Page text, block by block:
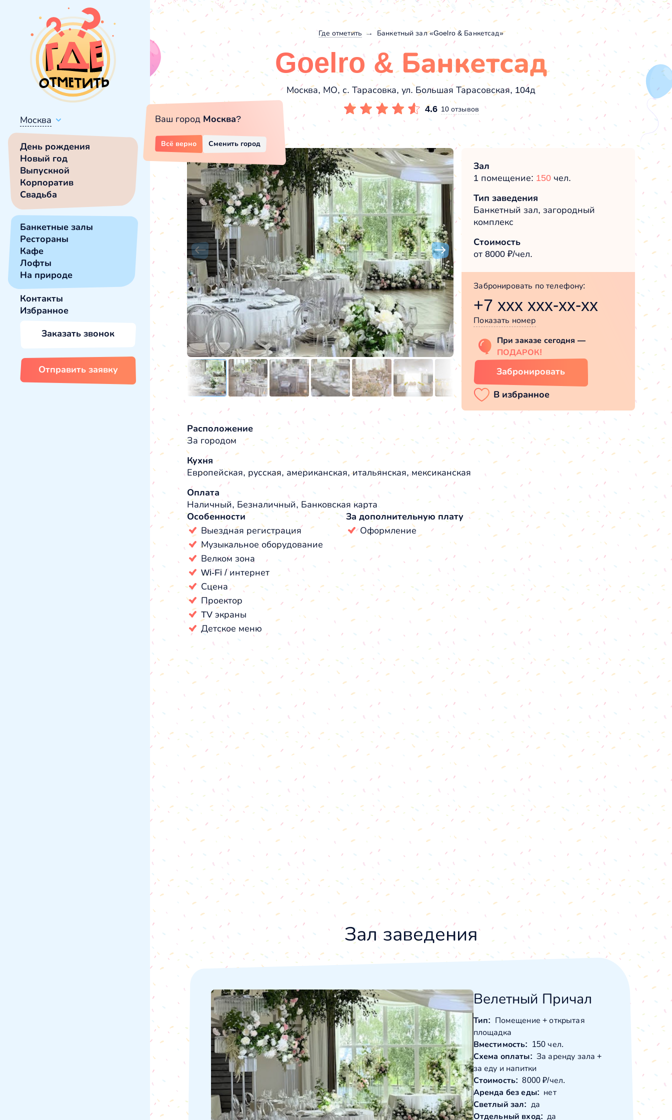
Москва
День рождения
Новый год
Выпускной
Корпоратив
Свадьба
Банкетные залы
Рестораны
Кафе
Лофты
На природе
Контакты
Избранное
Заказать звонок
Отправить заявку
Где отметить Банкетный зал «Goelro & Банкетсад»
Goelro & Банкетсад
Москва, МО, с. Тарасовка, ул. Большая Тарасовская, 104д
4.6 10 отзывов
Зал
1 помещение: 150 чел.
Тип заведения
Банкетный зал, загородный
комплекс
Стоимость
от 8000 ₽/чел.
Забронировать по телефону:
+7 xxx xxx-xx-xx
Показать номер
При заказе сегодня —
ПОДАРОК!
Забронировать
Расположение
За городом
Кухня
Европейская, русская, американская, итальянская, мексиканская
Оплата
Наличный, Безналичный, Банковская карта
Особенности
Выездная регистрация
Музыкальное оборудование
Велком зона
Wi-Fi / интернет
Сцена
Проектор
TV экраны
Детское меню
За дополнительную плату
Оформление
Зал заведения
Велетный Причал
Тип:
Помещение + открытая
площадка
Вместимость:
150 чел.
Схема оплаты: За аренду зала +
за еду и напитки
Стоимость: 8000 ₽/чел.
Аренда без еды: нет
Светлый зал:
да
Отдельный вход: да
Ваш город Москва?
Всё верно Сменить город